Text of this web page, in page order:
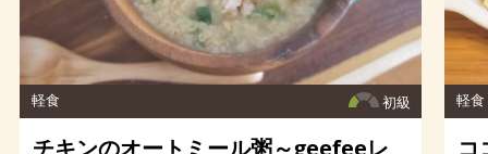
初級
軽食
チキンのオートミール粥～geefeeレ
軽食
コ